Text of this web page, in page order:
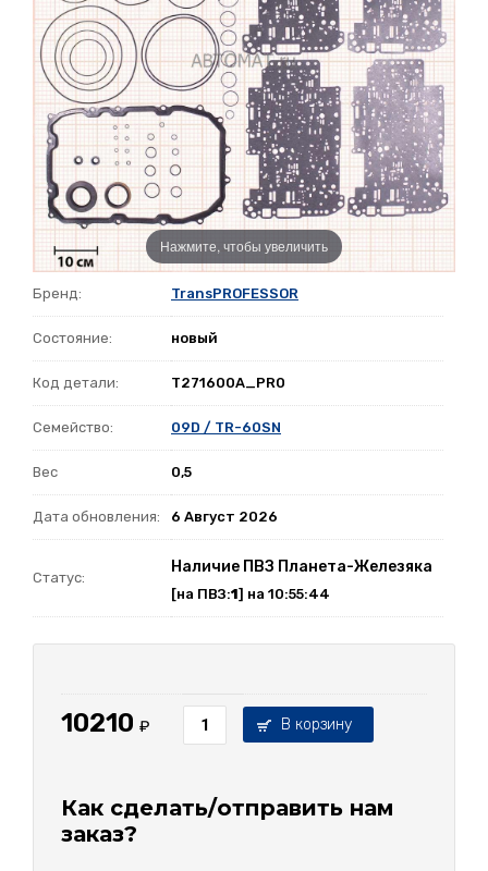
Нажмите, чтобы увеличить
Бренд: TransPROFESSOR
Состояние: новый
Код детали: T271600A_PR0
Семейство: 09D / TR-60SN
Вес 0,5
Дата обновления: 6 Август 2026
Статус:
Наличие ПВЗ Планета-Железяка
[на ПВЗ:1] на 10:55:44
10210 ₽ В корзину
Как сделать/отправить нам
заказ?